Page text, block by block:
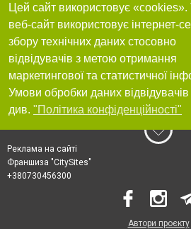
Цей сайт використовує
веб-сайт використовує інтернет-
збору технічних даних стосовно
відвідувачів з метою отримання
маркетингової та статистичної
Умови обробки даних відвідувачів
див. "Політика конфіденційності"
Реклама на сайті
Франшиза "CitySites"
+380730456300
Автори проєкту